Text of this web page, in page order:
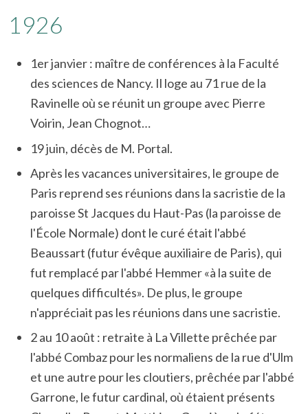
1926
1er janvier : maître de conférences à la Faculté
des sciences de Nancy. Il loge au 71 rue de la
Ravinelle où se réunit un groupe avec Pierre
Voirin, Jean Chognot…
19 juin, décès de M. Portal.
Après les vacances universitaires, le groupe de
Paris reprend ses réunions dans la sacristie de la
paroisse St Jacques du Haut-Pas (la paroisse de
l'École Normale) dont le curé était l'abbé
Beaussart (futur évêque auxiliaire de Paris), qui
fut remplacé par l'abbé Hemmer «à la suite de
quelques difficultés». De plus, le groupe
n'appréciait pas les réunions dans une sacristie.
2 au 10 août : retraite à La Villette prêchée par
l'abbé Combaz pour les normaliens de la rue d'Ulm
et une autre pour les cloutiers, prêchée par l'abbé
Garrone, le futur cardinal, où étaient présents